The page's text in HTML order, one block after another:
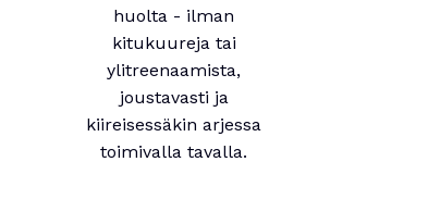
huolta - ilman
kitukuureja tai
ylitreenaamista,
joustavasti ja
kiireisessäkin arjessa
toimivalla tavalla.